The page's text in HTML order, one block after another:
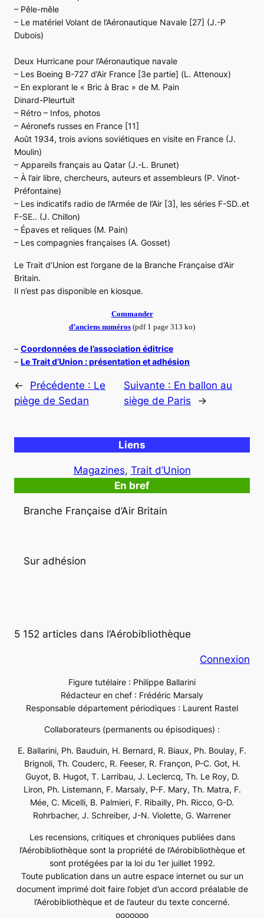
– Pêle-mêle
– Le matériel Volant de l’Aéronautique Navale [27] (J.-P
Dubois)
Deux Hurricane pour l’Aéronautique navale
– Les Boeing B-727 d’Air France [3e partie] (L. Attenoux)
– En explorant le « Bric à Brac » de M. Pain
Dinard-Pleurtuit
– Rétro – Infos, photos
– Aéronefs russes en France [11]
Août 1934, trois avions soviétiques en visite en France (J.
Moulin)
– Appareils français au Qatar (J.-L. Brunet)
– À l’air libre, chercheurs, auteurs et assembleurs (P. Vinot-
Préfontaine)
– Les indicatifs radio de l’Armée de l’Air [3], les séries F-SD..et
F-SE.. (J. Chillon)
– Épaves et reliques (M. Pain)
– Les compagnies françaises (A. Gosset)
Le Trait d’Union est l’organe de la Branche Française d’Air
Britain.
Il n’est pas disponible en kiosque.
Commander
d’anciens numéros (pdf 1 page 313 ko)
– Coordonnées de l’association éditrice
– Le Trait d’Union : présentation et adhésion
← Précédente : Le
piège de Sedan
Suivante : En ballon au
siège de Paris
→
Liens
Magazines, Trait d’Union
En bref
Branche Française d’Air Britain
Sur adhésion
5 152 articles dans l’Aérobibliothèque
Connexion
Figure tutélaire : Philippe Ballarini
Rédacteur en chef : Frédéric Marsaly
Responsable département périodiques : Laurent Rastel
Collaborateurs (permanents ou épisodiques) :
E. Ballarini, Ph. Bauduin, H. Bernard, R. Biaux, Ph. Boulay, F.
Brignoli, Th. Couderc, R. Feeser, R. Françon, P-C. Got, H.
Guyot, B. Hugot, T. Larribau, J. Leclercq, Th. Le Roy, D.
Liron, Ph. Listemann, F. Marsaly, P-F. Mary, Th. Matra, F.
Mée, C. Micelli, B. Palmieri, F. Ribailly, Ph. Ricco, G-D.
Rohrbacher, J. Schreiber, J-N. Violette, G. Warrener
Les recensions, critiques et chroniques publiées dans
l’Aérobibliothèque sont la propriété de l’Aérobibliothèque et
sont protégées par la loi du 1er juillet 1992.
Toute publication dans un autre espace internet ou sur un
document imprimé doit faire l’objet d’un accord préalable de
l’Aérobibliothèque et de l’auteur du texte concerné.
ooooooo